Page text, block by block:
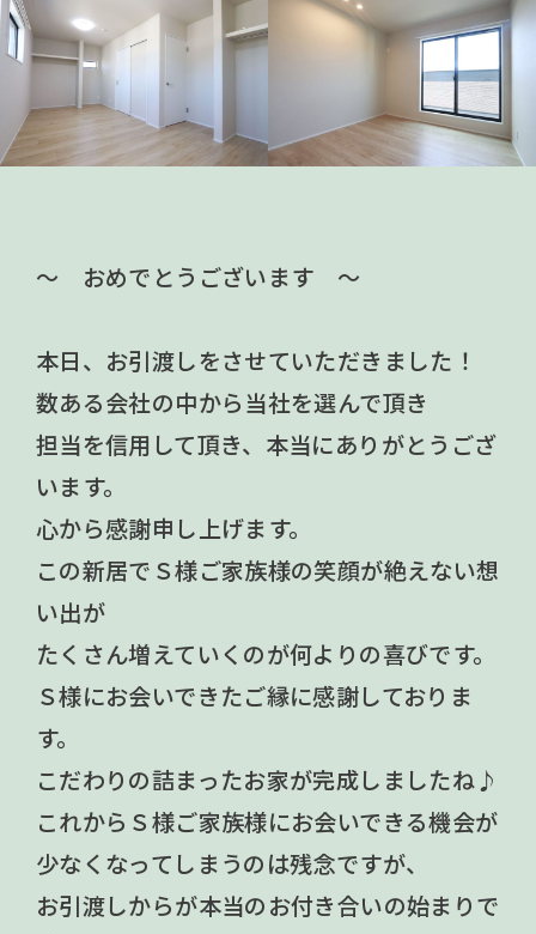
～ おめでとうございます ～
本日、お引渡しをさせていただきました！
数ある会社の中から当社を選んで頂き
担当を信用して頂き、本当にありがとうござ
います。
心から感謝申し上げます。
この新居でＳ様ご家族様の笑顔が絶えない想
い出が
たくさん増えていくのが何よりの喜びです。
Ｓ様にお会いできたご縁に感謝しておりま
す。
こだわりの詰まったお家が完成しましたね♪
これからＳ様ご家族様にお会いできる機会が
少なくなってしまうのは残念ですが、
お引渡しからが本当のお付き合いの始まりで